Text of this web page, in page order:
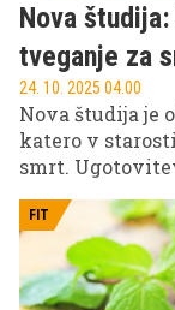
Nova
tveganje za
24. 10. 2025 04.00
Nova študija je
katero v
smrt.
pokazatelj
FIT